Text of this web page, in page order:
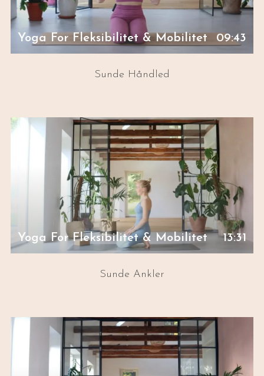
Yoga For Fleksibilitet & Mobilitet 09:43
Sunde Håndled
Yoga For Fleksibilitet & Mobilitet 13:31
Sunde Ankler